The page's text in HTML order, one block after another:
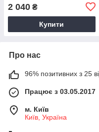
2 040 ₴
Купити
Про нас
96% позитивних з 25
Працює з 03.05.2017
м. Київ
Київ, Україна